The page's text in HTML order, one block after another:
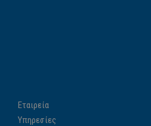
Εταιρεία
Υπηρεσίες